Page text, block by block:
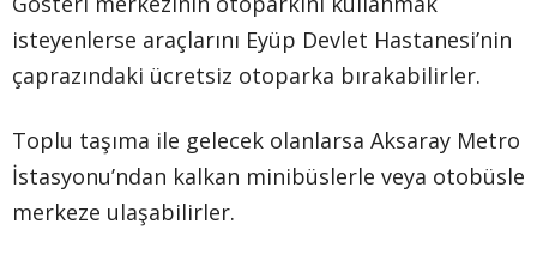
isteyenlerse araçlarını Eyüp Devlet Hastanesi’nin
çaprazındaki ücretsiz otoparka bırakabilirler.
Toplu taşıma ile gelecek olanlarsa Aksaray Metro
İstasyonu’ndan kalkan minibüslerle veya otobüsle
merkeze ulaşabilirler.